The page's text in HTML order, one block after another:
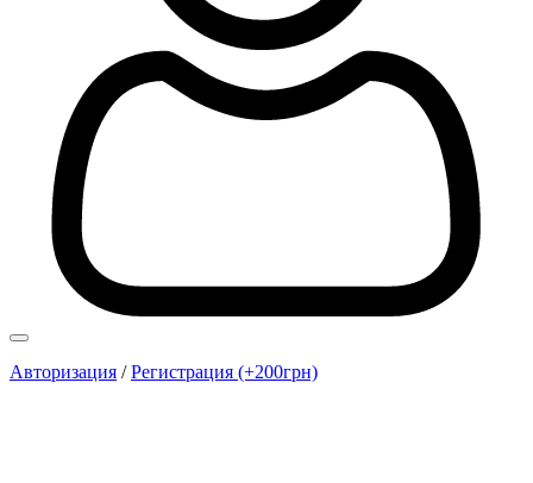
Авторизация /Регистрация (+200грн)